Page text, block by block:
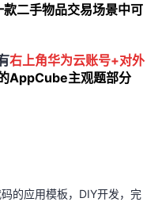
二手物品交易场景中可
右上角华为云账号+对外
AppCube主观题部分
的应用模板， DIY开发，完